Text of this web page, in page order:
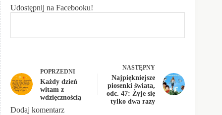
Udostępnij na Facebooku!
POPRZEDNI
Każdy dzień
witam z
wdzięcznością
NASTĘPNY
Najpiękniejsze
piosenki świata,
odc. 47: Żyje się
tylko dwa razy
Dodaj komentarz